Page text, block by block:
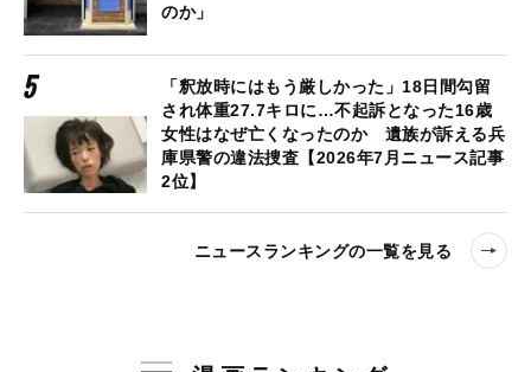
のか」
「釈放時にはもう厳しかった」18日間勾留
され体重27.7キロに…不起訴となった16歳
女性はなぜ亡くなったのか 遺族が訴える兵
庫県警の違法捜査【2026年7月ニュース記事
2位】
ニュースランキングの一覧を見る